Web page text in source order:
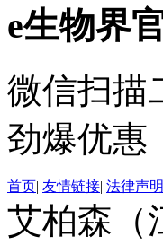
e生物界
微信扫描
劲爆优惠
首页| 友情链接| 法律声明
艾柏森（